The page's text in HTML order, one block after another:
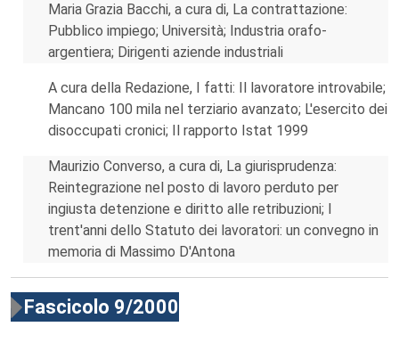
Maria Grazia Bacchi, a cura di, La contrattazione:
Pubblico impiego; Università; Industria orafo-
argentiera; Dirigenti aziende industriali
A cura della Redazione, I fatti: Il lavoratore introvabile;
Mancano 100 mila nel terziario avanzato; L'esercito dei
disoccupati cronici; Il rapporto Istat 1999
Maurizio Converso, a cura di, La giurisprudenza:
Reintegrazione nel posto di lavoro perduto per
ingiusta detenzione e diritto alle retribuzioni; I
trent'anni dello Statuto dei lavoratori: un convegno in
memoria di Massimo D'Antona
Fascicolo 9/2000